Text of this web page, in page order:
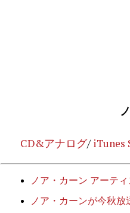
CD&アナログ/iTunes
ノア・カーン アーテ
ノア・カーンが今秋